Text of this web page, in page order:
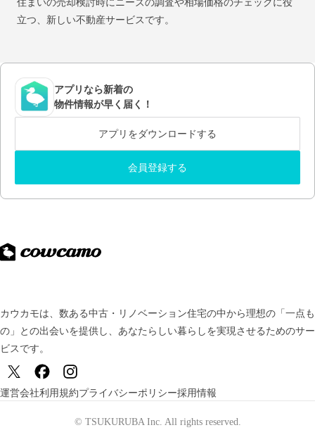
住まいの売却検討時にニーズの調査や相場価格のチェックに役
立つ、新しい不動産サービスです。
アプリなら新着の
物件情報が早く届く！
アプリをダウンロードする
会員登録する
カウカモは、数ある中古・リノベーション住宅の中から理想の「一点も
の」との出会いを提供し、 あなたらしい暮らしを実現させるためのサー
ビスです。
運営会社利用規約プライバシーポリシー採用情報
© TSUKURUBA Inc. All rights reserved.